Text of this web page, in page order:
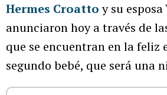
Hermes Croattoy su
anunciaron hoy a través de
que se encuentran en la feliz
segundo bebé, que será una